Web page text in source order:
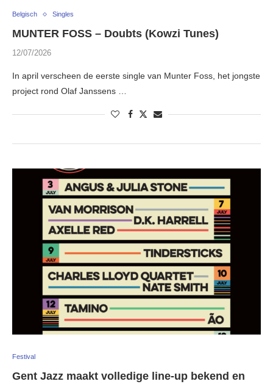
Belgisch Singles
MUNTER FOSS – Doubts (Kowzi Tunes)
12/07/2026
In april verscheen de eerste single van Munter Foss, het jongste
project rond Olaf Janssens …
Festival
Gent Jazz maakt volledige line-up bekend en